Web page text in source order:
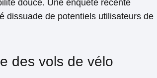
douce. Une enquête récente
dissuade de potentiels utilisateurs de
des vols de vélo